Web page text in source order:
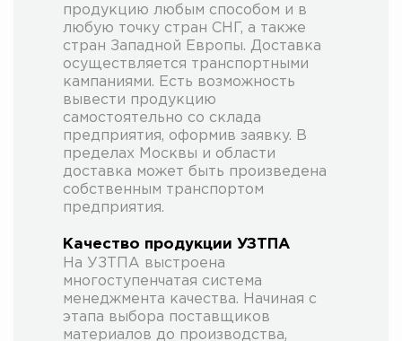
продукцию любым способом и в
любую точку стран СНГ, а также
стран Западной Европы. Доставка
осуществляется транспортными
кампаниями. Есть возможность
вывести продукцию
самостоятельно со склада
предприятия, оформив заявку. В
пределах Москвы и области
доставка может быть произведена
собственным транспортом
предприятия.
Качество продукции УЗТПА
На УЗТПА выстроена
многоступенчатая система
менеджмента качества. Начиная с
этапа выбора поставщиков
материалов до производства,